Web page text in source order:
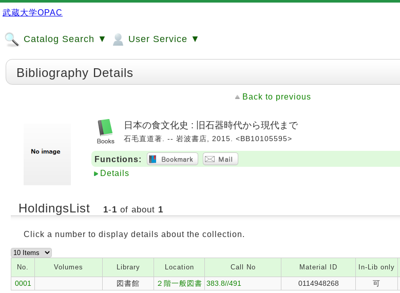
武蔵大学OPAC
Catalog Search ▼ User Service ▼
Bibliography Details
Back to previous
日本の食文化史 : 旧石器時代から現代まで
石毛直道著. -- 岩波書店, 2015. <BB10105595>
Functions:
Details
HoldingsList 1-1 of about 1
Click a number to display details about the collection.
No. Volumes Library Location Call No Material ID In-Lib only
0001 図書館 ２階一般図書 383.8//491 0114948268 可